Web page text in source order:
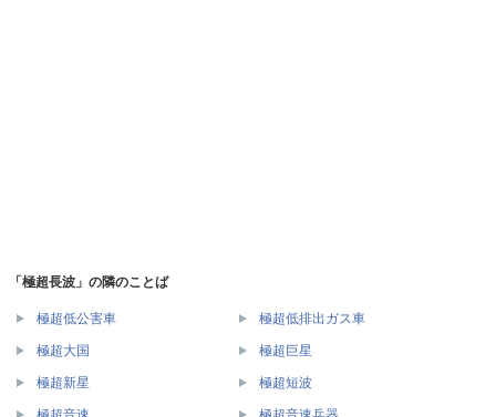
「極超長波」の隣のことば
極超低公害車 極超低排出ガス車
極超大国 極超巨星
極超新星 極超短波